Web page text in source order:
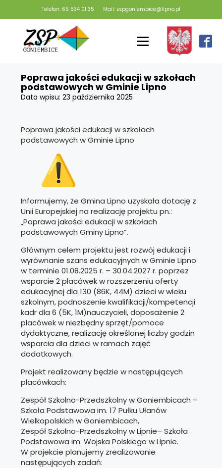
Telefon: 65 534 01 35 Mail: zspgoniembice@lipno.pl
Poprawa jakości edukacji w szkołach
podstawowych w Gminie Lipno
Data wpisu:23 października 2025
Poprawa jakości edukacji w szkołach
podstawowych w Gminie Lipno
Informujemy, że Gmina Lipno uzyskała dotację z
Unii Europejskiej na realizację projektu pn.:
„Poprawa jakości edukacji w szkołach
podstawowych Gminy Lipno”.
Głównym celem projektu jest rozwój edukacji i
wyrównanie szans edukacyjnych w Gminie Lipno
w terminie 01.08.2025 r. – 30.04.2027 r. poprzez
wsparcie 2 placówek w rozszerzeniu oferty
edukacyjnej dla 130 (86K, 44M) dzieci w wieku
szkolnym, podnoszenie kwalifikacji/kompetencji
kadr dla 6 (5K, 1M)nauczycieli, doposażenie 2
placówek w niezbędny sprzęt/pomoce
dydaktyczne, realizację określonej liczby godzin
wsparcia dla dzieci w ramach zajęć
dodatkowych.
Projekt realizowany będzie w następujących
placówkach:
Zespół Szkolno-Przedszkolny w Goniembicach –
Szkoła Podstawowa im. 17 Pułku Ułanów
Wielkopolskich w Goniembicach,
Zespół Szkolno-Przedszkolny w Lipnie– Szkoła
Podstawowa im. Wojska Polskiego w Lipnie.
W projekcie planujemy zrealizowanie
następujących zadań: